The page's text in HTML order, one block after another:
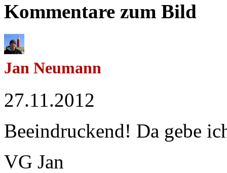
Kommentare zum Bild
Jan Neumann
27.11.2012
Beeindruckend! Da gebe
VG Jan